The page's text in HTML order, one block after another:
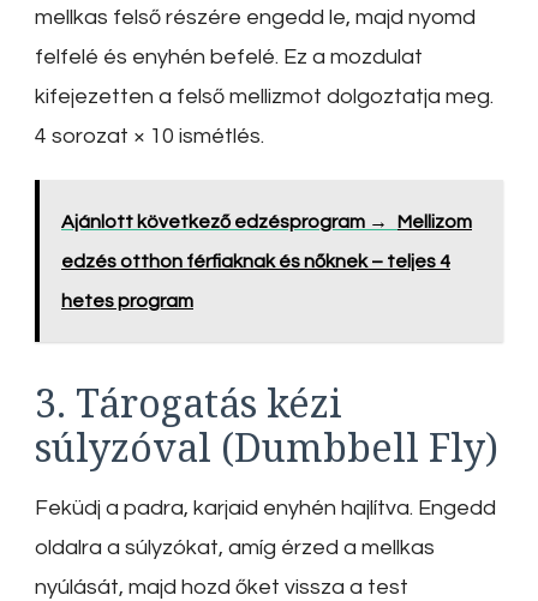
mellkas felső részére engedd le, majd nyomd
felfelé és enyhén befelé. Ez a mozdulat
kifejezetten a felső mellizmot dolgoztatja meg.
4 sorozat × 10 ismétlés.
Ajánlott következő edzésprogram → Mellizom
edzés otthon férfiaknak és nőknek – teljes 4
hetes program
3. Tárogatás kézi
súlyzóval (Dumbbell Fly)
Feküdj a padra, karjaid enyhén hajlítva. Engedd
oldalra a súlyzókat, amíg érzed a mellkas
nyúlását, majd hozd őket vissza a test